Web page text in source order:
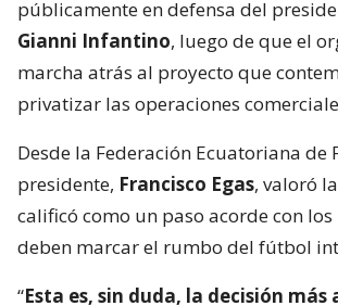
públicamente en defensa del
Gianni Infantino, luego de que el
marcha atrás al proyecto que
privatizar las operaciones
Desde la Federación Ecuatoriana de
presidente, Francisco Egas, valoró
calificó como un paso acorde con
deben marcar el rumbo del fútbol
“Esta es, sin duda, la decisión más